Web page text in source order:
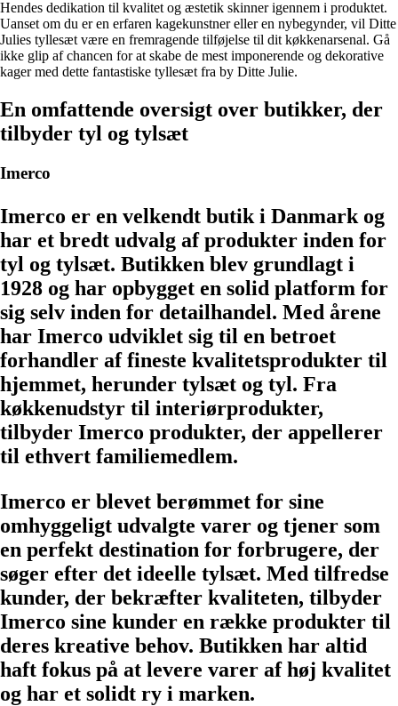
Hendes dedikation til kvalitet og æstetik skinner igennem i produktet.
Uanset om du er en erfaren kagekunstner eller en nybegynder, vil Ditte
Julies tyllesæt være en fremragende tilføjelse til dit køkkenarsenal. Gå
ikke glip af chancen for at skabe de mest imponerende og dekorative
kager med dette fantastiske tyllesæt fra by Ditte Julie.
En omfattende oversigt over butikker, der
tilbyder tyl og tylsæt
Imerco
Imerco er en velkendt butik i Danmark og
har et bredt udvalg af produkter inden for
tyl og tylsæt. Butikken blev grundlagt i
1928 og har opbygget en solid platform for
sig selv inden for detailhandel. Med årene
har Imerco udviklet sig til en betroet
forhandler af fineste kvalitetsprodukter til
hjemmet, herunder tylsæt og tyl. Fra
køkkenudstyr til interiørprodukter,
tilbyder Imerco produkter, der appellerer
til ethvert familiemedlem.
Imerco er blevet berømmet for sine
omhyggeligt udvalgte varer og tjener som
en perfekt destination for forbrugere, der
søger efter det ideelle tylsæt. Med tilfredse
kunder, der bekræfter kvaliteten, tilbyder
Imerco sine kunder en række produkter til
deres kreative behov. Butikken har altid
haft fokus på at levere varer af høj kvalitet
og har et solidt ry i marken.